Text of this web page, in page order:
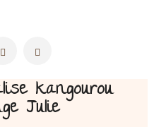
kangourou
Julie